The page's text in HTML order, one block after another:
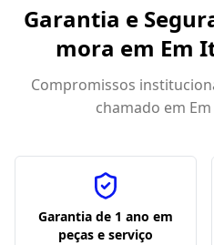
Garantia e
mora em Em
Compromissos
chamado em
Garantia de 1 ano em
peças e serviço